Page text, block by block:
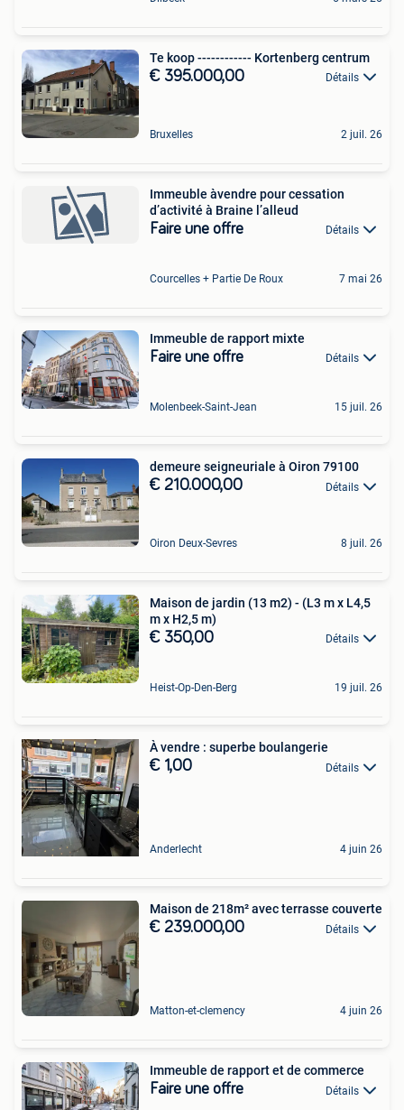
Te koop ------------ Kortenberg centrum
€ 395.000,00 Détails
Bruxelles 2 juil. 26
Immeuble àvendre pour cessation
d’activité à Braine l’alleud
Faire une offre Détails
Courcelles + Partie De Roux 7 mai 26
Immeuble de rapport mixte
Faire une offre Détails
Molenbeek-Saint-Jean 15 juil. 26
demeure seigneuriale à Oiron 79100
€ 210.000,00 Détails
Oiron Deux-Sevres 8 juil. 26
Maison de jardin (13 m2) - (L3 m x L4,5
m x H2,5 m)
€ 350,00 Détails
Heist-Op-Den-Berg 19 juil. 26
À vendre : superbe boulangerie
€ 1,00 Détails
Anderlecht 4 juin 26
Maison de 218m² avec terrasse couverte
€ 239.000,00 Détails
Matton-et-clemency 4 juin 26
Immeuble de rapport et de commerce
Faire une offre Détails